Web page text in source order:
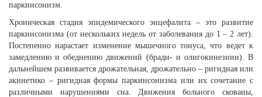
паркинсонизм.
Хроническая стадия эпидемического энцефалита – это развитие
паркинсонизма (от нескольких недель от заболевания до 1 – 2 лет).
Постепенно нарастает изменение мышечного тонуса, что ведет к
замедлению и обеднению движений (бради- и олигокинезиии). В
дальнейшем развивается дрожательная, дрожательно – ригидная или
акинетико – ригидная формы паркинсонизма или их сочетание с
различными нарушениями сна. Движения больного скованы,